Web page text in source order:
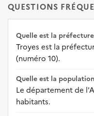
QUESTIONS
Quelle est la
Troyes est la
(numéro 10).
Quelle est la
Le département de
habitants.